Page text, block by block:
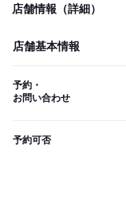
店舗情報（詳細）
店舗基本情報
予約・
お問い合わせ
予約可否